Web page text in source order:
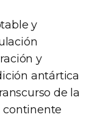
y
y
antártica
de la
continente